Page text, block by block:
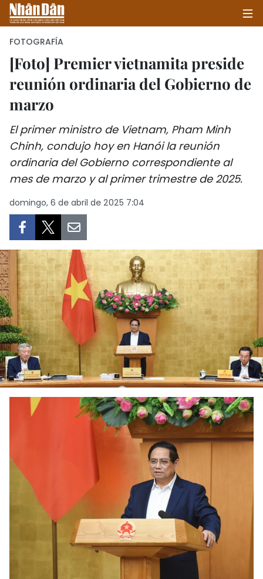
INICIO
ECONOMÍA
SOCIEDAD
INTERNACIONAL
DEPORTES
VIAJES
PUENTE DE AMISTAD
HISTORIAS MULTIMEDIA
FOTOGRAFÍA
¿QUIÉNES SOMOS?
ENGLISH
FRANÇAIS
РУССКИЙ
FOTOGRAFÍA
[Foto] Premier vietnamita preside
reunión ordinaria del Gobierno de
marzo
El primer ministro de Vietnam, Pham Minh
Chinh, condujo hoy en Hanói la reunión
ordinaria del Gobierno correspondiente al
mes de marzo y al primer trimestre de 2025.
domingo, 6 de abril de 2025 7:04